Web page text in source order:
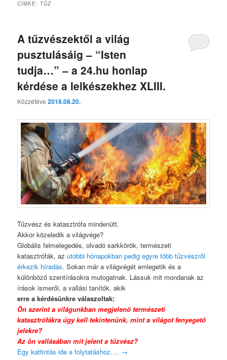
CÍMKE:TŰZ
A tűzvészektől a világ
pusztulásáig – “Isten
tudja…” – a 24.hu honlap
kérdése a lelkészekhez XLIII.
Közzétéve2018.08.20.
Tűzvész és katasztrófa mindenütt.
Akkor közeledik a világvége?
Globális felmelegedés, olvadó sarkkörök, természeti
katasztrófák, azutóbbi hónapokban pedig egyre több tűzvészről
érkezik híradás. Sokan már a világvégét emlegetik és a
különböző szentírásokra mutogatnak. Lássuk mit mondanak az
írások ismerői, a vallási tanítók, akik
erre a kérdésünkre válaszoltak:
Ön szerint a világunkban megjelenő természeti
katasztrófákra úgy kell tekintenünk, mint a világot fenyegető
jelekre?
Az ön vallásában mit jelent a tűzvész?
Egy kattintás ide a folytatáshoz…. →